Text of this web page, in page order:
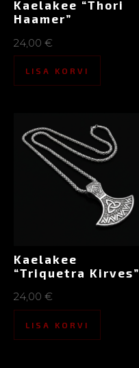
Kaelakee “Thori
Haamer”
24,00 €
LISA KORVI
Kaelakee
“Triquetra Kirves”
24,00 €
LISA KORVI